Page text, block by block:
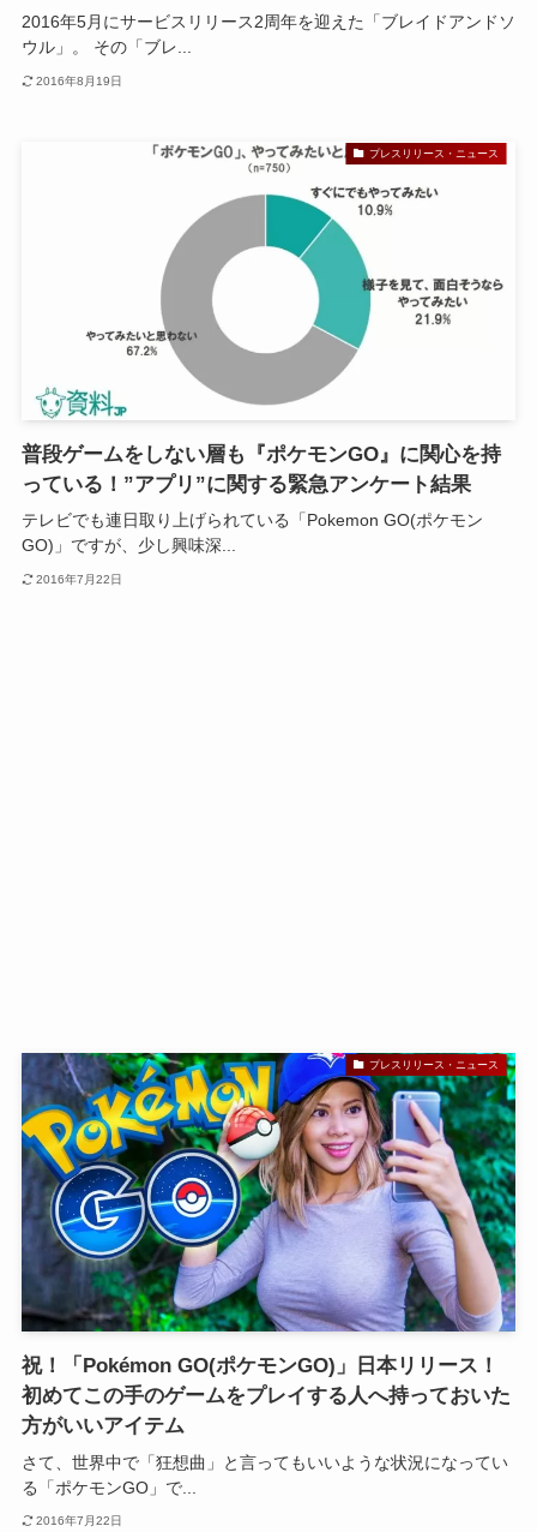
2016年5月にサービスリリース2周年を迎えた「ブレイドアンドソ
ウル」。 その「ブレ...
2016年8月19日
プレスリリース・ニュース
普段ゲームをしない層も『ポケモンGO』に関心を持
っている！”アプリ”に関する緊急アンケート結果
テレビでも連日取り上げられている「Pokemon GO(ポケモン
GO)」ですが、少し興味深...
2016年7月22日
プレスリリース・ニュース
祝！「Pokémon GO(ポケモンGO)」日本リリース！
初めてこの手のゲームをプレイする人へ持っておいた
方がいいアイテム
さて、世界中で「狂想曲」と言ってもいいような状況になってい
る「ポケモンGO」で...
2016年7月22日